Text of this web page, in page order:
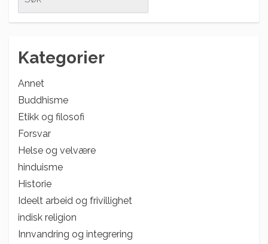
for:
Kategorier
Annet
Buddhisme
Etikk og filosofi
Forsvar
Helse og velvære
hinduisme
Historie
Ideelt arbeid og frivillighet
indisk religion
Innvandring og integrering